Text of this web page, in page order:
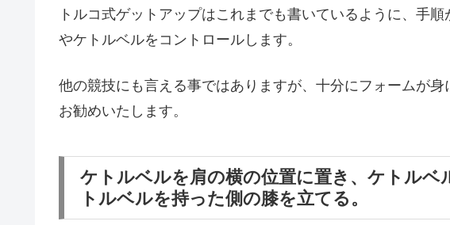
トルコ式ゲットアップはこれまでも書いているように、手
やケトルベルをコントロールします。
他の競技にも言える事ではありますが、十分にフォームが
お勧めいたします。
ケトルベルを肩の横の位置に置き、ケトルベ
トルベルを持った側の膝を立てる。